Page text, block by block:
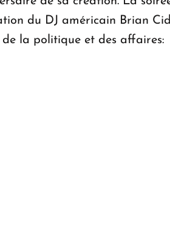
du DJ américain Brian
la politique et des affaires: